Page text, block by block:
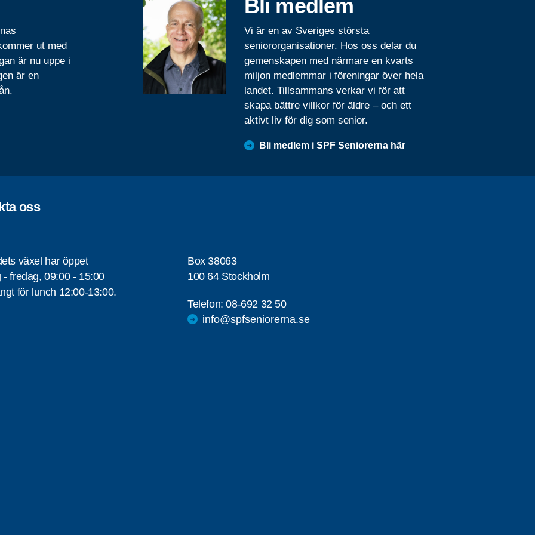
ut med
är nu uppe i
är en
Bli medlem
Vi är en av Sveriges största
seniororganisationer. Hos oss delar du
gemenskapen med närmare en kvarts
miljon medlemmar i föreningar över hela
landet. Tillsammans verkar vi för att
skapa bättre villkor för äldre – och ett
aktivt liv för dig som senior.
Bli medlem i SPF Seniorerna här
oss
växel har öppet
- fredag, 09:00 - 15:00
för lunch 12:00-13:00.
Box 38063
100 64 Stockholm
Telefon:08-692 32 50
info@spfseniorerna.se